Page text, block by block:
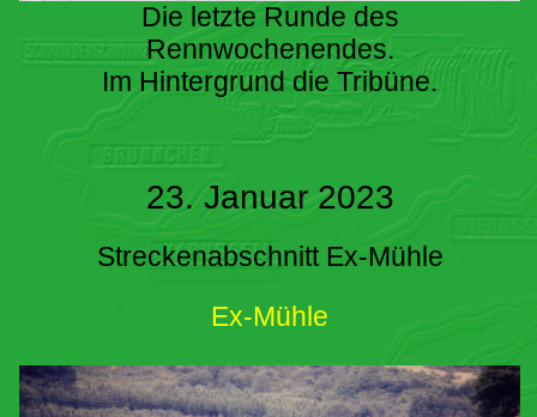
Die letzte Runde des
Rennwochenendes.
Im Hintergrund die Tribüne.
23. Januar 2023
Streckenabschnitt Ex-Mühle
Ex-Mühle